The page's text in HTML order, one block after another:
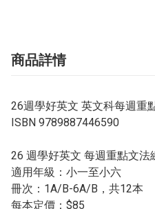
商品詳情
26週學好英文 英文科每週重
ISBN 9789887446590
26 週學好英文 每週重點文法
適用年級：小一至小六
冊次：1A/B-6A/B，共12本
每本定價：$85